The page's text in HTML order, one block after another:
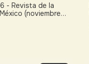
- Revista de la
(noviembre